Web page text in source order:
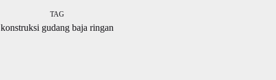
TAG
konstruksi gudang baja ringan